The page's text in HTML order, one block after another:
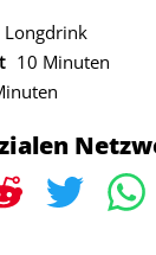
Longdrink
10 Minuten